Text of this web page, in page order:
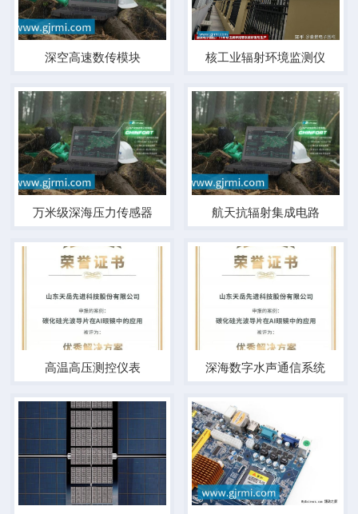
深空高速数传模块 核工业辐射环境监测仪
万米级深海压力传感器 航天抗辐射集成电路
高温高压测控仪表 深海数字水声通信系统